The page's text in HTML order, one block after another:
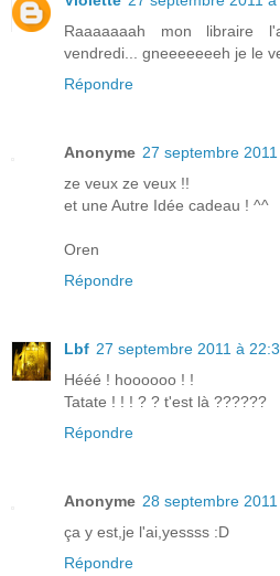
Raaaaaaah mon libraire
vendredi... gneeeeeeeh je le
Répondre
Anonyme 27 septembre
ze veux ze veux !!
et une Autre Idée cadeau ! ^^
Oren
Répondre
Lbf 27 septembre 2011 à
Hééé ! hoooooo ! !
Tatate ! ! ! ? ? t'est là ??????
Répondre
Anonyme 28 septembre 2011
ça y est,je l'ai,yessss :D
Répondre